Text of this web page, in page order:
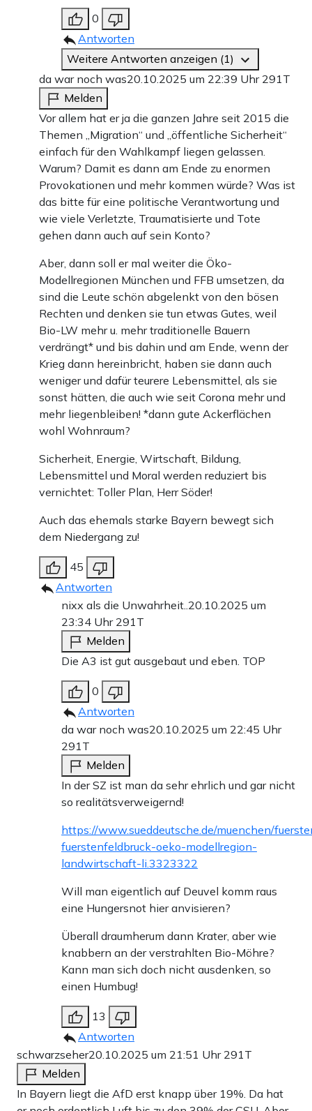
0
Antworten
Weitere Antworten anzeigen (1)
da war noch was20.10.2025 um 22:39 Uhr 291T
Melden
Vor allem hat er ja die ganzen Jahre seit 2015 die
Themen „Migration“ und „öffentliche Sicherheit“
einfach für den Wahlkampf liegen gelassen.
Warum? Damit es dann am Ende zu enormen
Provokationen und mehr kommen würde? Was ist
das bitte für eine politische Verantwortung und
wie viele Verletzte, Traumatisierte und Tote
gehen dann auch auf sein Konto?
Aber, dann soll er mal weiter die Öko-
Modellregionen München und FFB umsetzen, da
sind die Leute schön abgelenkt von den bösen
Rechten und denken sie tun etwas Gutes, weil
Bio-LW mehr u. mehr traditionelle Bauern
verdrängt* und bis dahin und am Ende, wenn der
Krieg dann hereinbricht, haben sie dann auch
weniger und dafür teurere Lebensmittel, als sie
sonst hätten, die auch wie seit Corona mehr und
mehr liegenbleiben! *dann gute Ackerflächen
wohl Wohnraum?
Sicherheit, Energie, Wirtschaft, Bildung,
Lebensmittel und Moral werden reduziert bis
vernichtet: Toller Plan, Herr Söder!
Auch das ehemals starke Bayern bewegt sich
dem Niedergang zu!
45
Antworten
nixx als die Unwahrheit..20.10.2025 um
23:34 Uhr 291T
Melden
Die A3 ist gut ausgebaut und eben. TOP
0
Antworten
da war noch was20.10.2025 um 22:45 Uhr
291T
Melden
In der SZ ist man da sehr ehrlich und gar nicht
so realitätsverweigernd!
https://www.sueddeutsche.de/muenchen/
fuerstenfeldbruck-oeko-modellregion-
landwirtschaft-li.3323322
Will man eigentlich auf Deuvel komm raus
eine Hungersnot hier anvisieren?
Überall draumherum dann Krater, aber wie
knabbern an der verstrahlten Bio-Möhre?
Kann man sich doch nicht ausdenken, so
einen Humbug!
13
Antworten
schwarzseher20.10.2025 um 21:51 Uhr 291T
Melden
In Bayern liegt die AfD erst knapp über 19%. Da hat